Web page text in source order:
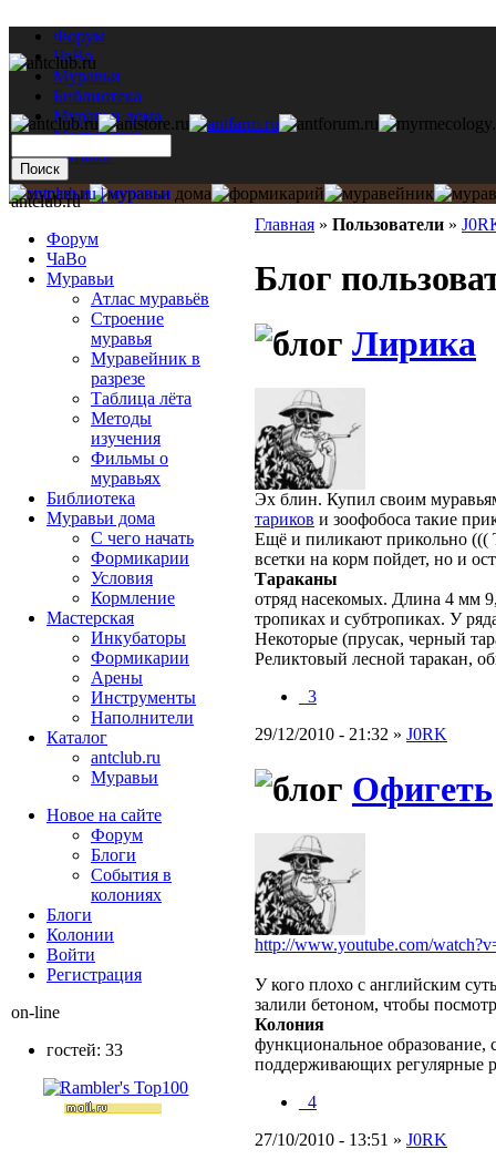
Форум
ЧаВо
Муравьи
Библиотека
Муравьи дома
Мастерская
Каталог
Главная » Пользователи »
Блог
Лирика
Эх блин. Купил своим
тариков и зоофобоса такие
Ещё и пиликают прикольно (((
всетки на корм пойдет, но и
Тараканы
отряд насекомых. Длина 4 мм
тропиках и субтропиках. У
Некоторые (прусак, черный
Реликтовый лесной таракан,
_3
29/12/2010 - 21:32 » J0RK
Офигеть
http://www.youtube.com/
У кого плохо с английским
залили бетоном, чтобы
Колония
функциональное образование,
поддерживающих регулярные
_4
27/10/2010 - 13:51 » J0RK
antclub.ru
Форум
ЧаВо
Муравьи
Атлас муравьёв
Строение
муравья
Муравейник в
разрезе
Таблица лёта
Методы
изучения
Фильмы о
муравьях
Библиотека
Муравьи дома
С чего начать
Формикарии
Условия
Кормление
Мастерская
Инкубаторы
Формикарии
Арены
Инструменты
Наполнители
Каталог
antclub.ru
Муравьи
Новое на сайте
Форум
Блоги
События в
колониях
Блоги
Колонии
Войти
Peгиcтpaция
on-line
гостей: 33